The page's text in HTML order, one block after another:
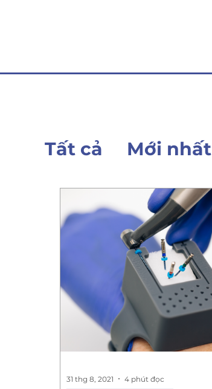
Tất cả Mới nhất
31 thg 8, 2021 4 phút đọc